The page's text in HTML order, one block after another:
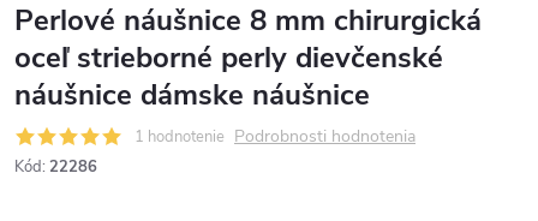
Perlové náušnice 8 mm chirurgická
oceľ strieborné perly dievčenské
náušnice dámske náušnice
1 hodnotenie Podrobnosti hodnotenia
Kód: 22286